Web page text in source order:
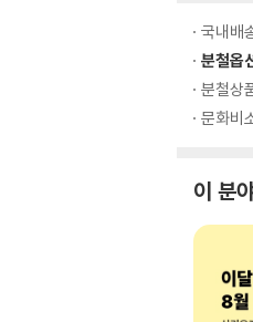
국내배
분철옵
분철상
문화비
이 분